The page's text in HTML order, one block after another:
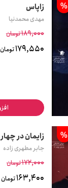
% زاپاس
مهدی محمدنیا
189,000تومان
179,550تومان
% زایمان در
جابر مطهری زاده
172,000تومان
163,400تومان